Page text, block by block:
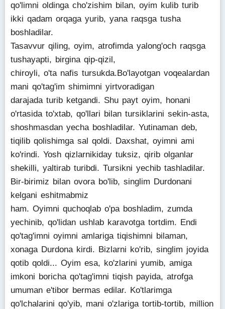
qo'limni oldinga cho'zishim bilan, oyim kulib turib
ikki qadam orqaga yurib, yana raqsga tusha
boshladilar.
Tasavvur qiling, oyim, atrofimda yalong'och raqsga
tushayapti, birgina qip-qizil,
chiroyli, o'ta nafis tursukda.Bo'layotgan voqealardan
mani qo'tag'im shimimni yirtvoradigan
darajada turib ketgandi. Shu payt oyim, honani
o'rtasida to'xtab, qo'llari bilan tursiklarini sekin-asta,
shoshmasdan yecha boshladilar. Yutinaman deb,
tiqilib qolishimga sal qoldi. Daxshat, oyimni ami
ko'rindi. Yosh qizlarnikiday tuksiz, qirib olganlar
shekilli, yaltirab turibdi. Tursikni yechib tashladilar.
Bir-birimiz bilan ovora bo'lib, singlim Durdonani
kelgani eshitmabmiz
ham. Oyimni quchoqlab o'pa boshladim, zumda
yechinib, qo'lidan ushlab karavotga tortdim. Endi
qo'tag'imni oyimni amlariga tiqishimni bilaman,
xonaga Durdona kirdi. Bizlarni ko'rib, singlim joyida
qotib qoldi... Oyim esa, ko'zlarini yumib, amiga
imkoni boricha qo'tag'imni tiqish payida, atrofga
umuman e'tibor bermas edilar. Ko'tlarimga
qo'lchalarini qo'yib, mani o'zlariga tortib-tortib, million